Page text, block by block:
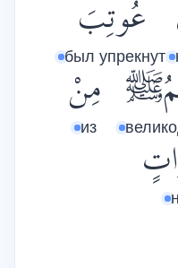
عُوتِبَ
был упрекнут
مِنْ
из